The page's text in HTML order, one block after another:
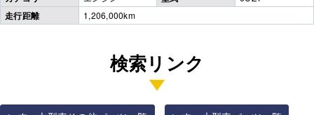
走行距離 1,206,000km
検索リンク